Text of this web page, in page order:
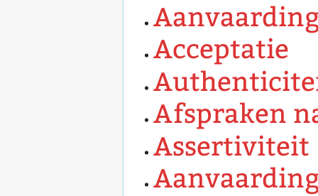
Acceptatie
Afspraken
Assertiviteit